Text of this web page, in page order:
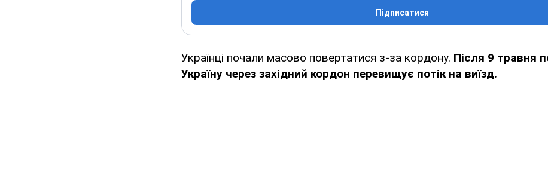
Підписатися
Українці почали масово повертатися з-за кордону. Після 9 травня
Україну через західний кордон перевищує потік на виїзд.